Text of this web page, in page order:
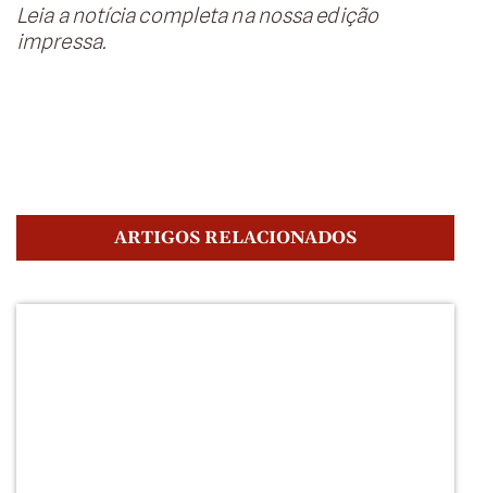
Leia a notícia completa na nossa edição
impressa.
ARTIGOS RELACIONADOS